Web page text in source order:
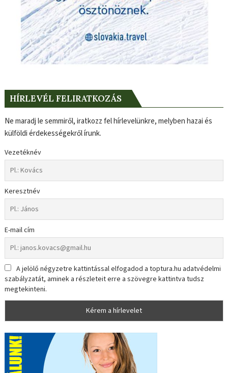
HÍRLEVÉL FELIRATKOZÁS
Ne maradj le semmiről, iratkozz fel hírlevelünkre, melyben hazai és
külföldi érdekességekről írunk.
Vezetéknév
Keresztnév
E-mail cím
A jelölő négyzetre kattintással elfogadod a toptura.hu adatvédelmi
szabályzatát, aminek a részleteit erre a szövegre kattintva tudsz
megtekinteni.